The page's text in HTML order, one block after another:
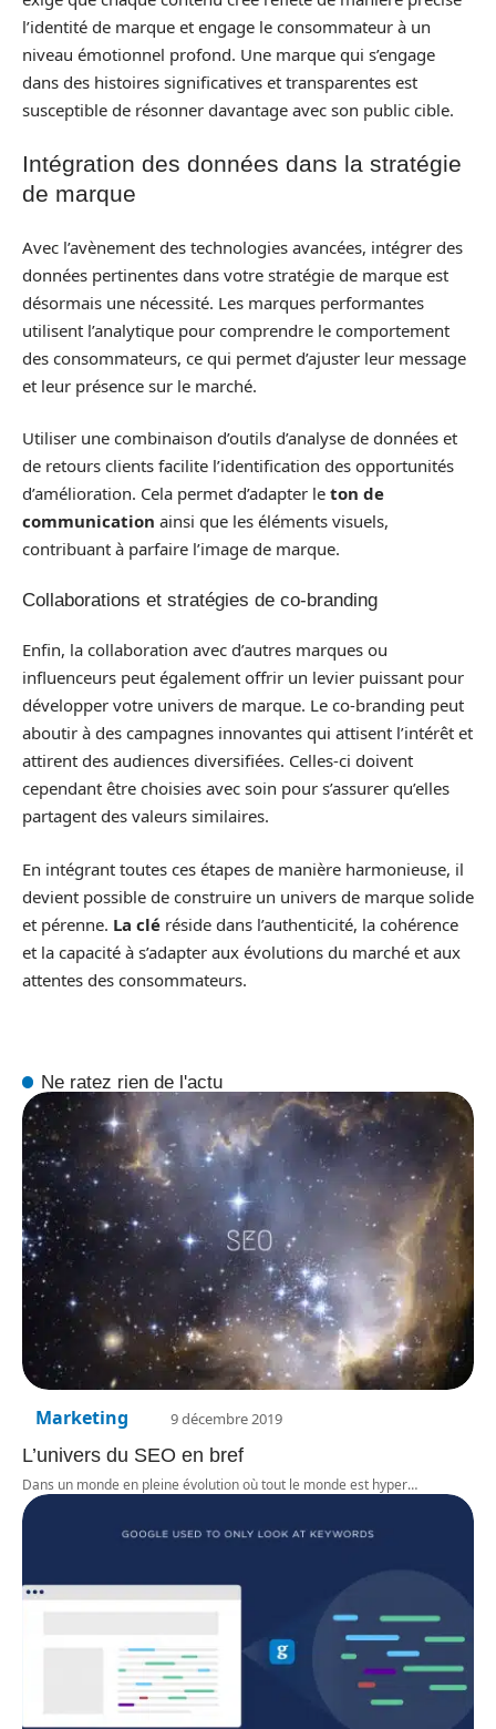
l’identité de marque et engage le consommateur à un
niveau émotionnel profond. Une marque qui s’engage
dans des histoires significatives et transparentes est
susceptible de résonner davantage avec son public cible.
Intégration des données dans la stratégie
de marque
Avec l’avènement des technologies avancées, intégrer des
données pertinentes dans votre stratégie de marque est
désormais une nécessité. Les marques performantes
utilisent l’analytique pour comprendre le comportement
des consommateurs, ce qui permet d’ajuster leur message
et leur présence sur le marché.
Utiliser une combinaison d’outils d’analyse de données et
de retours clients facilite l’identification des opportunités
d’amélioration. Cela permet d’adapter le ton de
communication ainsi que les éléments visuels,
contribuant à parfaire l’image de marque.
Collaborations et stratégies de co-branding
Enfin, la collaboration avec d’autres marques ou
influenceurs peut également offrir un levier puissant pour
développer votre univers de marque. Le co-branding peut
aboutir à des campagnes innovantes qui attisent l’intérêt et
attirent des audiences diversifiées. Celles-ci doivent
cependant être choisies avec soin pour s’assurer qu’elles
partagent des valeurs similaires.
En intégrant toutes ces étapes de manière harmonieuse, il
devient possible de construire un univers de marque solide
et pérenne. La clé réside dans l’authenticité, la cohérence
et la capacité à s’adapter aux évolutions du marché et aux
attentes des consommateurs.
Ne ratez rien de l'actu
Marketing 9 décembre 2019
L’univers du SEO en bref
Dans un monde en pleine évolution où tout le monde est hyper…